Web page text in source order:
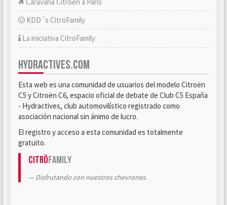
KDD´s CitröFamily
La iniciativa CitröFamily
HYDRACTIVES.COM
Esta web es una comunidad de usuarios del modelo Citroën
C5 y Citroën C6, espacio oficial de debate de Club C5 España
- Hydractives, club automovilístico registrado como
asociación nacional sin ánimo de lucro.
El registro y acceso a esta comunidad es totalmente
gratuito.
CitröFamily
Disfrutando con nuestros chevrones.